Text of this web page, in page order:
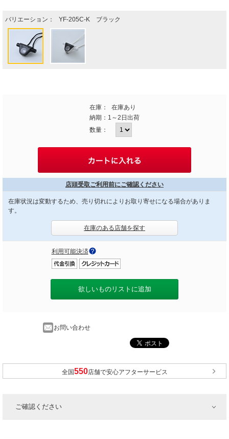
バリエーション： YF-205C-K ブラック
在庫：
在庫あり
納期： 1～2日出荷
数量：
店頭受取ご利用前にご確認ください
在庫状況は変動するため、売り切れによりお取り寄せになる場合がありま
す。
在庫のある店舗を探す
利用可能決済
欲しいものリストに追加
お問い合わせ
全国 店舗で安心アフターサービス
ご確認ください